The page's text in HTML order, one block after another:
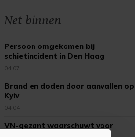
Net binnen
Persoon omgekomen bij
schietincident in Den Haag
04:07
Brand en doden door aanvallen op
Kyiv
04:04
VN-gezant waarschuwt voor